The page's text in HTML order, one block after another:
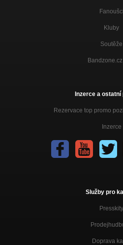
Fanoušci
Kluby
Soutěže
Inzerce a
Rezervace top promo
Inzerce
Služby pro
Presskity
Doprava